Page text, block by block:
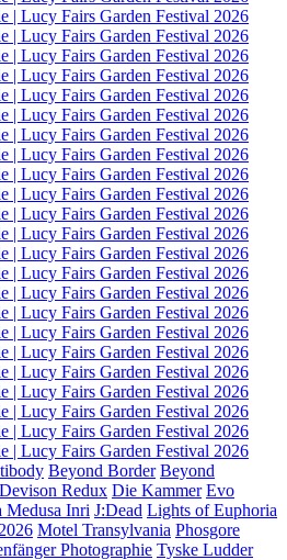
Beyond Border Beyond
Devison Redux Die Kammer Evo
Medusa Inri J:Dead Lights of Euphoria
Motel Transylvania Phosgore
Photographie Tyske Ludder